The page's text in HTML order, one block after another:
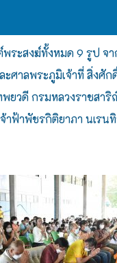
ะสงฆ์ทั้งหมด 9 รูป จา
าลพระภูมิเจ้าที่ สิ่งศัก
พยวดี กรมหลวงราชสา
ฟ้าพัชรกิติยาภา นเรน